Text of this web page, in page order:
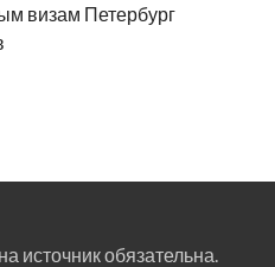
визам Петербург
источник обязательна.